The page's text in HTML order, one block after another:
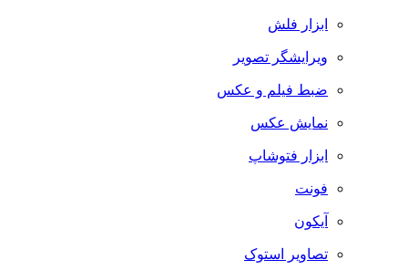
ابزار فلش
ویرایشگر تصویر
ضبط فيلم و عكس
نمایش عکس
ابزار فتوشاپ
فونت
آیکون
تصاویر استوک